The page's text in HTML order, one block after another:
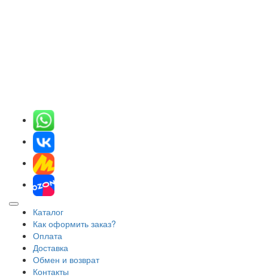
Каталог
Как оформить заказ?
Оплата
Доставка
Обмен и возврат
Контакты